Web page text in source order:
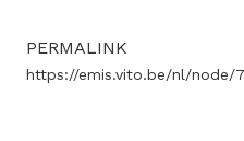
PERMALINK
https://emis.vito.be/nl/node/